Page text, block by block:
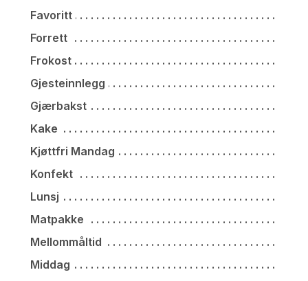
Favoritt
Forrett
Frokost
Gjesteinnlegg
Gjærbakst
Kake
Kjøttfri Mandag
Konfekt
Lunsj
Matpakke
Mellommåltid
Middag